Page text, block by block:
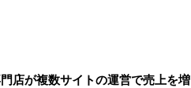
店が複数サイトの運営で売上を増